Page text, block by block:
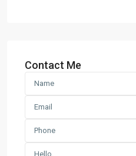
Contact Me